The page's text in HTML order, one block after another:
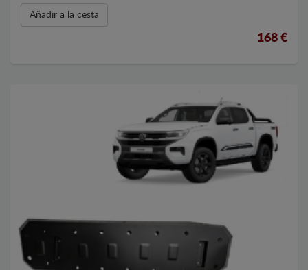
Añadir a la cesta
168 €